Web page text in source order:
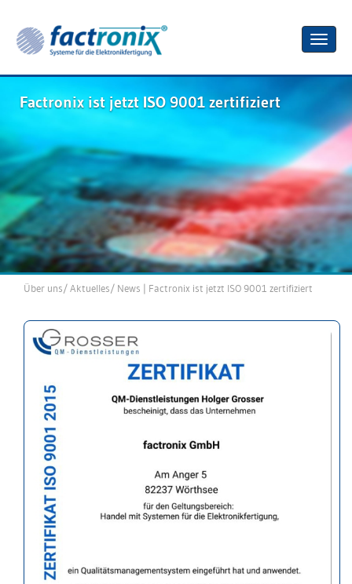
Toggle
Factronix ist jetzt ISO 9001 zertifiziert
Über uns/Aktuelles/ News | Factronix ist jetzt ISO 9001 zertifiziert